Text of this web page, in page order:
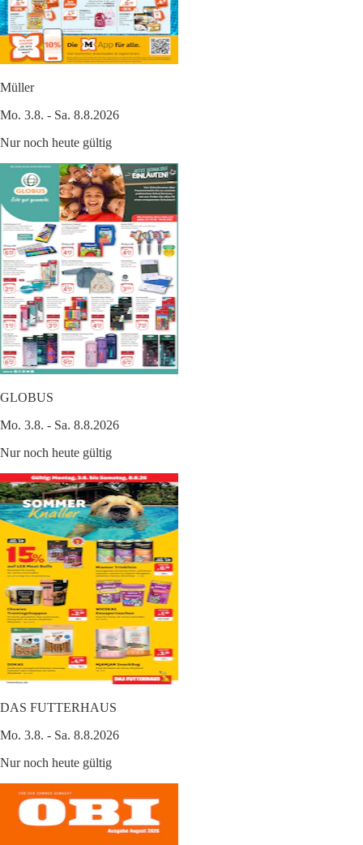
Müller
Mo. 3.8. - Sa. 8.8.2026
Nur noch heute gültig
GLOBUS
Mo. 3.8. - Sa. 8.8.2026
Nur noch heute gültig
DAS FUTTERHAUS
Mo. 3.8. - Sa. 8.8.2026
Nur noch heute gültig